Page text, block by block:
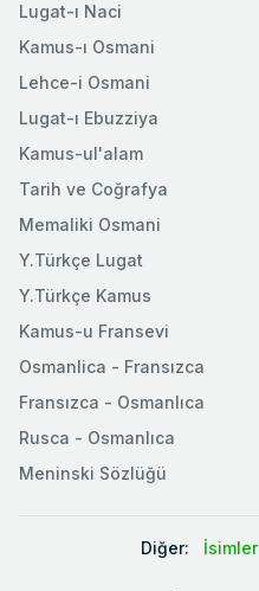
Lugat-ı Naci
Kamus-ı Osmani
Lehce-i Osmani
Lugat-ı Ebuzziya
Kamus-ul'alam
Tarih ve Coğrafya
Memaliki Osmani
Y.Türkçe Lugat
Y.Türkçe Kamus
Kamus-u Fransevi
Osmanlica - Fransızca
Fransızca - Osmanlıca
Rusca - Osmanlıca
Meninski Sözlüğü
Diğer: İsimler